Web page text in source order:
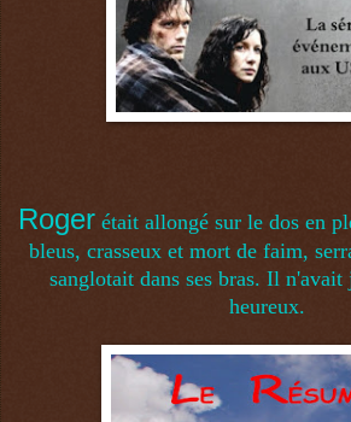
Roger était allongé sur le dos en
bleus, crasseux et mort de faim,
sanglotait dans ses bras. Il n'avait
heureux.